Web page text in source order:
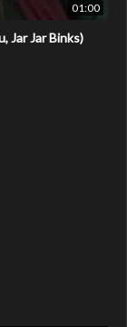
01:00
Jar Jar Binks)